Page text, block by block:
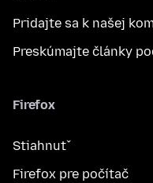
Pridajte sa k našej
Preskúmajte články
Firefox
Stiahnuť
Firefox pre počítač